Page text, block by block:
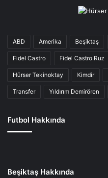
ABD Amerika Beşiktaş
Fidel Castro Fidel Castro Ruz
Hürser Tekinoktay Kimdir
Transfer Yıldırım Demirören
Futbol Hakkında
Beşiktaş Hakkında